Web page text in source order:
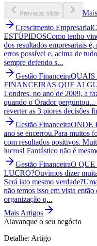
Previous slide
Crescimento Empresarial
ESTÚPIDOSComo tenho
dos resultados empresariais
erros possível e, acima de
sempre defendo s...
Gestão FinanceiraQUAIS
FINANCEIRAS QUE
Londres, no ano de 2009, a
quando o Orador
reverter as 3 piores decisões
Gestão FinanceiraONDE
ano se encerrou.Para muitos
com resultados positivos.
lucros! Fantástico não é
Gestão FinanceiraO QUE
LUCRO?Ouvimos dizer
Será isto mesmo
não temos isso em vista
organização q...
Mais Artigos
Alavanque o seu negócio
Detalhe: Artigo